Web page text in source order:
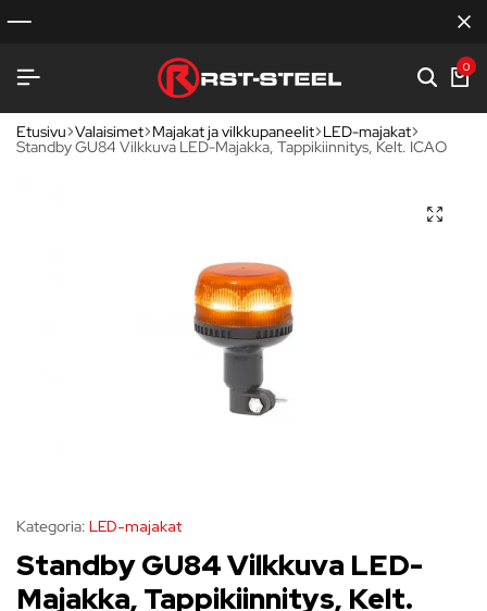
0
Etusivu Valaisimet Majakat ja vilkkupaneelit LED-majakat
Standby GU84 Vilkkuva LED-Majakka, Tappikiinnitys, Kelt. ICAO
Kategoria: LED-majakat
Standby GU84 Vilkkuva LED-
Majakka, Tappikiinnitys, Kelt.